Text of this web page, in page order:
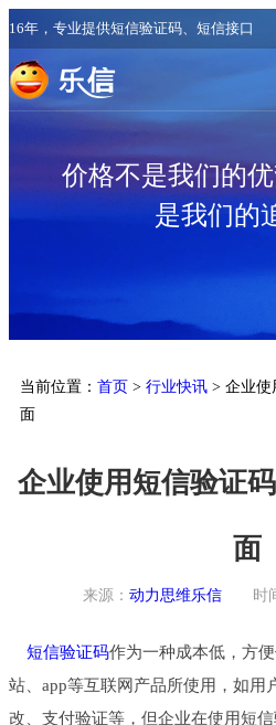
16年，专业提供短信验证码、短信接口
价格不是我们的
是我们的
当前位置： 首页 > 行业快讯 > 企业使
面
企业使用短信验证
面
来源： 动力思维乐信 时间
短信验证码作为一种成本低，方
站、app等互联网产品所使用，如用
改、支付验证等，但企业在使用短